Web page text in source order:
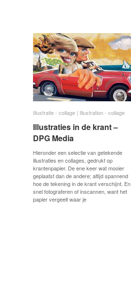
Illustratie - collage | Illustration - collage
Illustraties in de krant –
DPG Media
Hieronder een selectie van getekende
illustraties en collages, gedrukt op
krantenpapier. De ene keer wat mooier
geplaatst dan de andere; altijd spannend
hoe de tekening in de krant verschijnt. En
snel fotograferen of inscannen, want het
papier vergeelt waar je
Illustratie - collage | Illustration - collage
Illustraties in de krant –
DPG Media